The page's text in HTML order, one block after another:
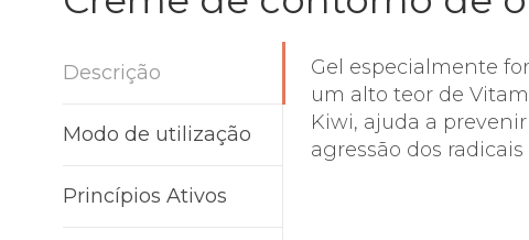
Descrição
Modo de utilização
Princípios Ativos
Gel especialmente
um alto teor de
Kiwi, ajuda a
agressão dos radicais